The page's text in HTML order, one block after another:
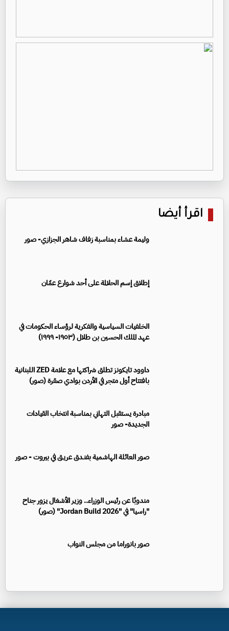
اقرأ أيضا
وليمة عشاء بمناسبة زفاف شاهر الجزازي- صور
إطلاق إسم الحلالمة على أحد شوارع عمّان
الخلفيات السياسية والفكرية لرؤساء الحكومات في
عهد الملك الحسين بن طلال (١٩٥٣- ١٩٩٩)
داوود تايكونز تطلق شراكتها مع علامة ZED اللبنانية
بافتتاح أول متجر في الأردن بوادي صقرة (صور)
مبادرة يستقبل التهاني بمناسبة انتخاب القيادات
الجديدة- صور
صور العائلة الهاشمية بفنـدق عريـق في بيروت - صور
مندوبًا عن رئيس الوزراء.. وزير الأشغال يزور جناح
"راسيا" في "Jordan Build 2026" (صور)
صور بانوراما من مجلس النواب